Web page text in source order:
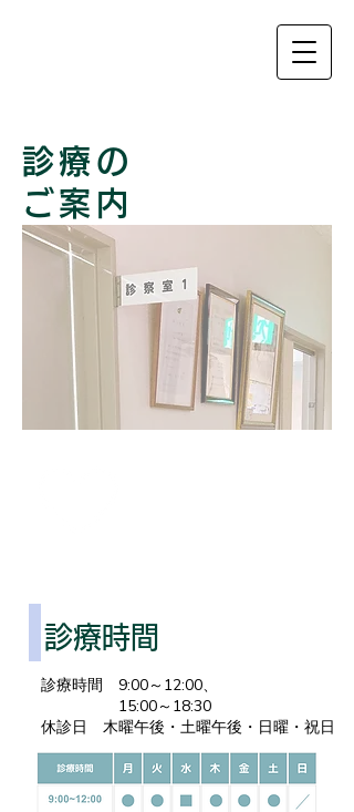
診療の
ご案内
診療時間
診療時間 9:00～12:00、
15:00～18:30
休診日 木曜午後・土曜午後・日曜・祝日